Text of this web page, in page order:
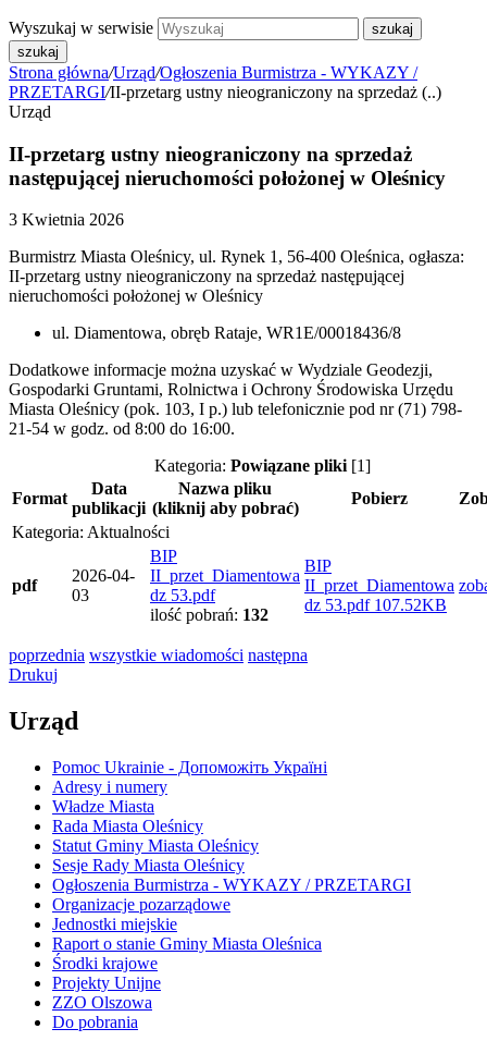
Wyszukaj w serwisie
szukaj
Strona główna/Urząd/Ogłoszenia Burmistrza - WYKAZY /
PRZETARGI/II-przetarg ustny nieograniczony na sprzedaż (..)
Urząd
II-przetarg ustny nieograniczony na sprzedaż
następującej nieruchomości położonej w Oleśnicy
3 Kwietnia 2026
Burmistrz Miasta Oleśnicy, ul. Rynek 1, 56-400 Oleśnica, ogłasza:
II-przetarg ustny nieograniczony na sprzedaż następującej
nieruchomości położonej w Oleśnicy
ul. Diamentowa, obręb Rataje, WR1E/00018436/8
Dodatkowe informacje można uzyskać w Wydziale Geodezji,
Gospodarki Gruntami, Rolnictwa i Ochrony Środowiska Urzędu
Miasta Oleśnicy (pok. 103, I p.) lub telefonicznie pod nr (71) 798-
21-54 w godz. od 8:00 do 16:00.
Kategoria: Powiązane pliki[1]
Format
Data
publikacji
Nazwa pliku
(kliknij aby pobrać)
Pobierz
Kategoria: Aktualności
pdf
2026-04-
03
BIP
II_przet_Diamentowa
dz 53.pdf
ilość pobrań: 132
BIP
II_przet_Diamentowa
dz 53.pdf 107.52KB
poprzednia wszystkie wiadomości następna
Drukuj
Urząd
Pomoc Ukrainie - Допоможіть Україні
Adresy i numery
Władze Miasta
Rada Miasta Oleśnicy
Statut Gminy Miasta Oleśnicy
Sesje Rady Miasta Oleśnicy
Ogłoszenia Burmistrza - WYKAZY / PRZETARGI
Organizacje pozarządowe
Jednostki miejskie
Raport o stanie Gminy Miasta Oleśnica
Środki krajowe
Projekty Unijne
ZZO Olszowa
Do pobrania